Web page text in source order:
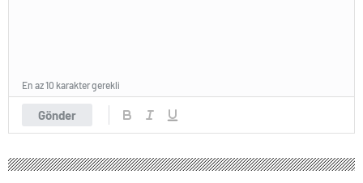
Gönder
En az 10 karakter gerekli